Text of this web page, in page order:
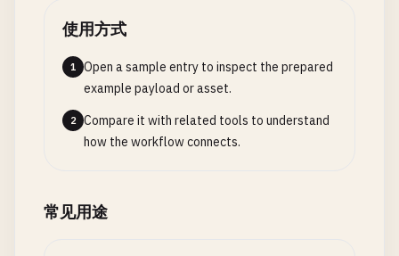
使用方式
1
Open a sample entry to inspect the prepared
example payload or asset.
2
Compare it with related tools to understand
how the workflow connects.
常见用途